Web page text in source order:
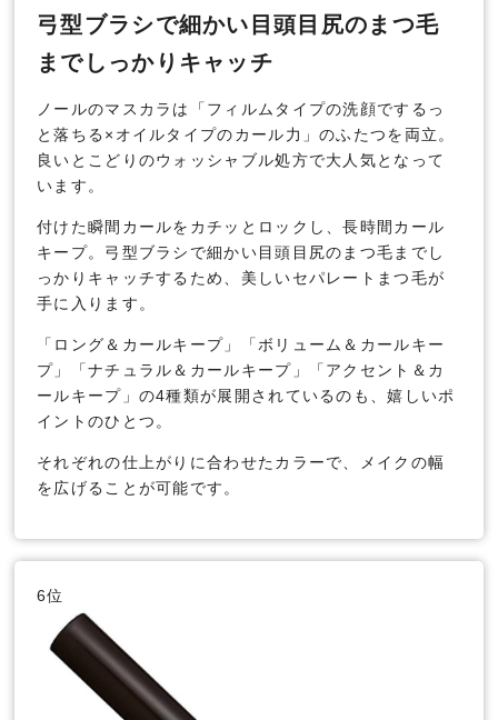
弓型ブラシで細かい目頭目尻のまつ毛
までしっかりキャッチ
ノールのマスカラは「フィルムタイプの洗顔でするっ
と落ちる×オイルタイプのカール力」のふたつを両立。
良いとこどりのウォッシャブル処方で大人気となって
います。
付けた瞬間カールをカチッとロックし、長時間カール
キープ。弓型ブラシで細かい目頭目尻のまつ毛までし
っかりキャッチするため、美しいセパレートまつ毛が
手に入ります。
「ロング＆カールキープ」「ボリューム＆カールキー
プ」「ナチュラル＆カールキープ」「アクセント＆カ
ールキープ」の4種類が展開されているのも、嬉しいポ
イントのひとつ。
それぞれの仕上がりに合わせたカラーで、メイクの幅
を広げることが可能です。
6位